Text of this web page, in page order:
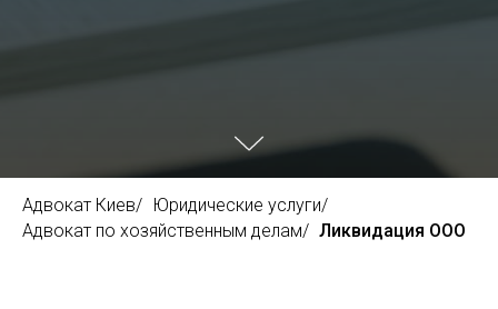
Адвокат Киев/ Юридические услуги/
Адвокат по хозяйственным делам/ Ликвидация ООО